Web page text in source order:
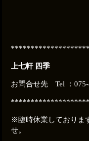
上七軒 四季
お問合せ先 Tel ：075-
※臨時休業しておりま
せ。